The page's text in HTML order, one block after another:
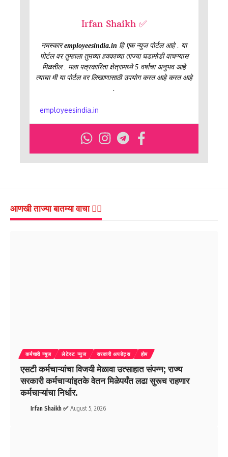
Irfan Shaikh ✅
नमस्कारemployeesindia.in हि एक न्युज पोर्टल आहे . या
पोर्टल वर तुम्हाला तुमच्या हक्काच्या ताज्या घडामोडी वाचण्यास
मिळतील . मला पत्रकारिता क्षेत्रामध्ये 5 वर्षाचा अनुभव आहे
त्याचा मी या पोर्टल वर लिखाणासाठी उपयोग करत आहे करत आहे
employeesindia.in
आणखी ताज्या बातम्या वाचा 👇🏻
कर्मचारी न्युज लेटेस्ट न्युज सरकारी अपडेट्स होम
एसटी कर्मचाऱ्यांचा विजयी मेळावा उत्साहात संपन्न; राज्य
सरकारी कर्मचाऱ्यांइतके वेतन मिळेपर्यंत लढा सुरूच राहणार
कर्मचाऱ्यांचा निर्धार.
Irfan Shaikh ✅ August 5, 2026